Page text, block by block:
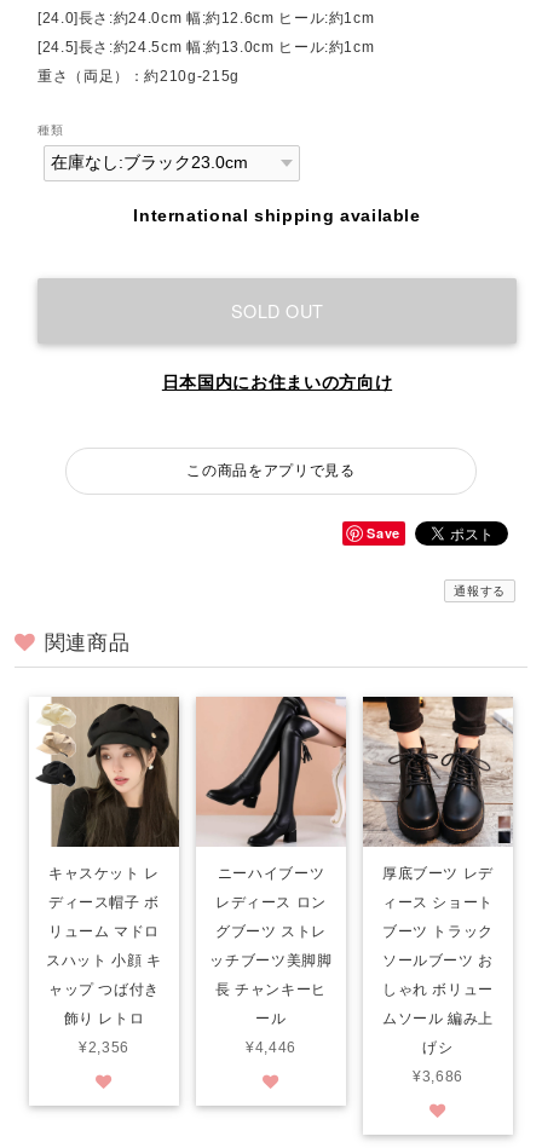
[24.0]長さ:約24.0cm 幅:約12.6cm ヒール:約1cm
[24.5]長さ:約24.5cm 幅:約13.0cm ヒール:約1cm
重さ（両足）：約210g-215g
種類
International shipping available
SOLD OUT
日本国内にお住まいの方向け
この商品をアプリで見る
Save
通報する
関連商品
キャスケット レ
ディース帽子 ボ
リューム マドロ
スハット 小顔 キ
ャップ つば付き
飾り レトロ
¥2,356
ニーハイブーツ
レディース ロン
グブーツ ストレ
ッチブーツ美脚脚
長 チャンキーヒ
ール
¥4,446
厚底ブーツ レデ
ィース ショート
ブーツ トラック
ソールブーツ お
しゃれ ボリュー
ムソール 編み上
げシ
¥3,686